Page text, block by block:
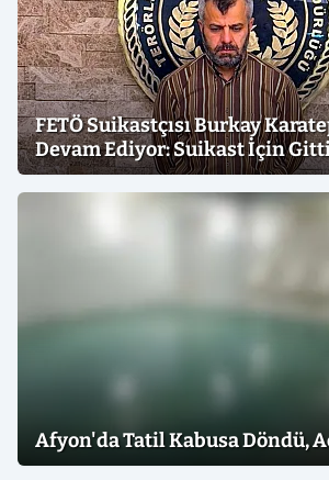
FETÖ Suikastçısı Burkay
Devam Ediyor: Suikast İçin
Afyon'da Tatil Kabusa Döndü,